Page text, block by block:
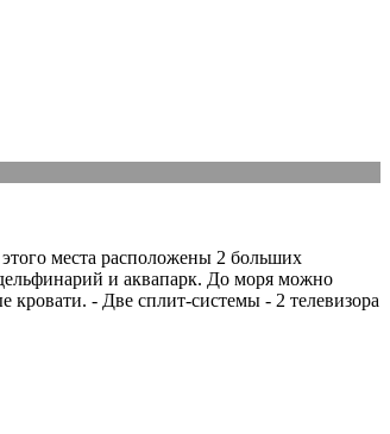
места расположены 2 больших
и аквапарк. До моря можно
кровати. - Две сплит-системы - 2 телевизора